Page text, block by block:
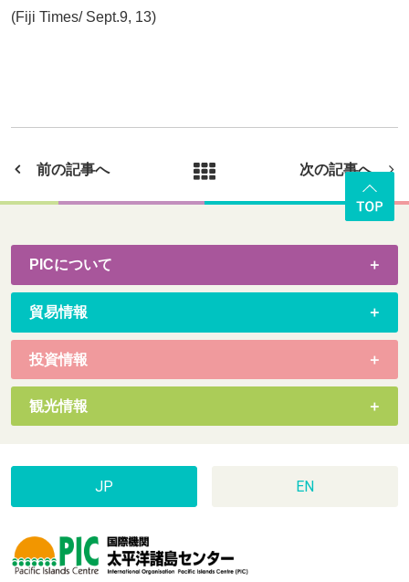
(Fiji Times/ Sept.9, 13)
前の記事へ 次の記事へ
PICについて
貿易情報
投資情報
観光情報
JP EN